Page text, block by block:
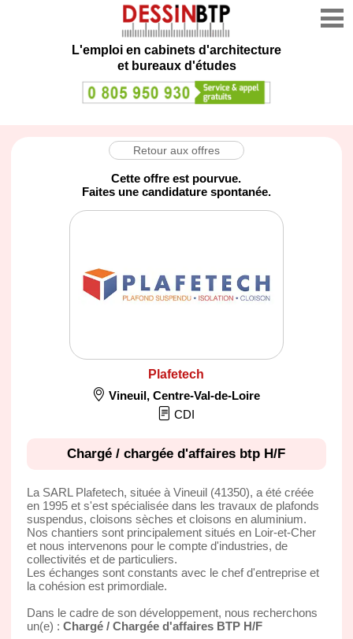
L'emploi en cabinets d'architecture
et bureaux d'études
Retour aux offres
Cette offre est pourvue.
Faites une candidature spontanée.
Plafetech
Vineuil,Centre-Val-de-Loire
CDI
Chargé / chargée d'affaires btp H/F
La SARL Plafetech, située à Vineuil (41350), a été créée
en 1995 et s'est spécialisée dans les travaux de plafonds
suspendus, cloisons sèches et cloisons en aluminium.
Nos chantiers sont principalement situés en Loir-et-Cher
et nous intervenons pour le compte d'industries, de
collectivités et de particuliers.
Les échanges sont constants avec le chef d'entreprise et
la cohésion est primordiale.
Dans le cadre de son développement, nous recherchons
un(e) : Chargé / Chargée d'affaires BTP H/F